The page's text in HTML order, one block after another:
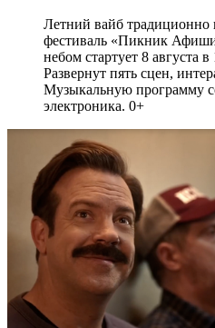
Летний вайб
фестиваль «Пикник
небом стартует 8 августа
Развернут пять сцен,
Музыкальную программу
электроника. 0+